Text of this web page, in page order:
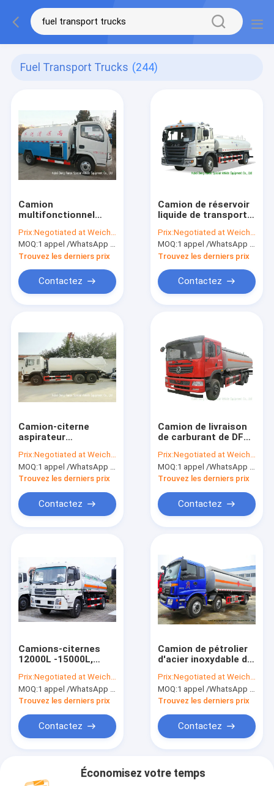
Fuel Transport Trucks (244)
Camion
multifonctionnel
d'égout de Dongfeng
avec la pompe à
haute pression
4000L de nettoyage
au jet
Prix:Negotiated at Weichat:King253725877
MOQ:1 appel /WhatsApp d'unité : +8615271357675
Trouvez les derniers prix
Contactez
Camion de réservoir
liquide de transport
avec la pompe à eau
de HONDA 10m3
Prix:Negotiated at Weichat:King253725877
MOQ:1 appel /WhatsApp d'unité : +8615271357675
Trouvez les derniers prix
Contactez
Camion-citerne
aspirateur
d'égout de rouleur de
JAC LHD 4x2 10 avec
la pompe à vide 16m3
Prix:Negotiated at Weichat:King253725877
MOQ:1 appel /WhatsApp d'unité : +8615271357675
Trouvez les derniers prix
Contactez
Camion de livraison
de carburant de DFAC
mobile de Bowser
22000L de carburant
Prix:Negotiated at Weichat:King253725877
MOQ:1 appel /WhatsApp d'unité : +8615271357675
Trouvez les derniers prix
Contactez
Camions-citernes
12000L -15000L,
gazole RHD/LHD du
Roi Run Mobile
Prix:Negotiated at Weichat:King253725877
MOQ:1 appel /WhatsApp d'unité : +8615271357675
Trouvez les derniers prix
Contactez
Camion de pétrolier
d'acier inoxydable de
le transport de
carburant
diesel/pétrole brut
Prix:Negotiated at Weichat:King253725877
MOQ:1 appel /WhatsApp d'unité : +8615271357675
Trouvez les derniers prix
Contactez
Économisez votre temps